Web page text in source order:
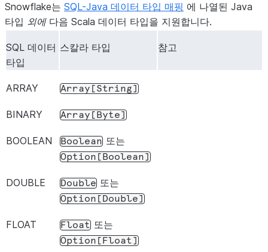
할 때 작은 반올
림 오차가 누적
GEOGRAPHY,
GEOMETRY
dict
Snowflake는 SQL-Java 데이터 타입 매핑 에 나열된 Java
타입 외에다음 Scala 데이터 타입을 지원합니다.
SQL 데이터
타입
스칼라 타입 참고
ARRAY Array[String]
BINARY Array[Byte]
BOOLEAN Boolean 또는
Option[Boolean]
DOUBLE Double 또는
Option[Double]
FLOAT Float 또는
Option[Float]